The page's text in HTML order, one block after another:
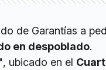
de Garantías a
en despoblado.
, ubicado en el